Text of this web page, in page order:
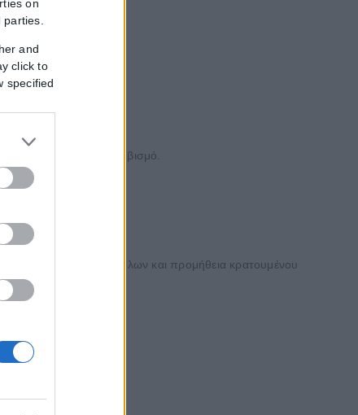
on
and
click to
specified
εντείνουν τον εκφοβισμό.
νομοθεσίας περί όπλων και προμήθεια κρατουμένου
της ΕΛ.ΑΣ.